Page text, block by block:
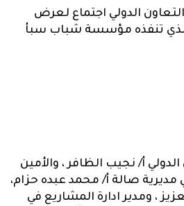
في مكتب التخطيط والتعاون الدولي اجتماع لعرض
والذي تنفذه مؤسسة شباب سبأ
أ/ نجيب الظافر ، والأمين
مديرية صالة أ/ محمد عبده حزام،
، ومدير ادارة المشاريع في